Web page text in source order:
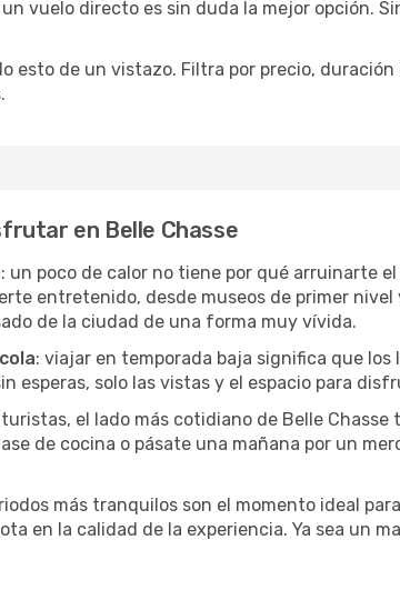
vuelo directo es sin duda la mejor opción.
esto de un vistazo. Filtra por precio,
en Belle Chasse
: un poco de calor no tiene por qué arruinarte
entretenido, desde museos de primer
de la ciudad de una forma muy vívida.
: viajar en temporada baja significa que
esperas, solo las vistas y el espacio para
el lado más cotidiano de Belle
de cocina o pásate una mañana por un
más tranquilos son el momento ideal
en la calidad de la experiencia. Ya sea un